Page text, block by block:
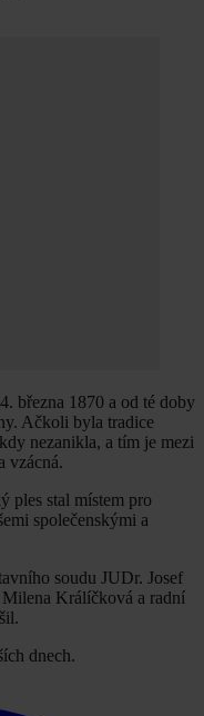
března 1870 a od té doby
Ačkoli byla tradice
nezanikla, a tím je mezi
vzácná.
ples stal místem pro
společenskými a
soudu JUDr. Josef
Králíčková a radní
dnech.